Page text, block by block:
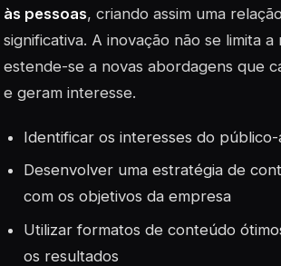
às pessoas, criando assim uma
significativa. A inovação não se limita a
estende-se a novas abordagens que
e geram interesse.
Identificar os interesses do público-
Desenvolver uma estratégia de
com os objetivos da empresa
Utilizar formatos de conteúdo
os resultados